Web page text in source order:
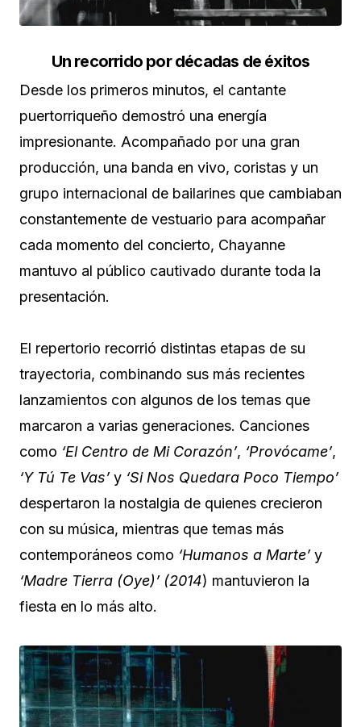
Un recorrido por décadas de éxitos
Desde los primeros minutos, el cantante
puertorriqueño demostró una energía
impresionante. Acompañado por una gran
producción, una banda en vivo, coristas y un
grupo internacional de bailarines que cambiaban
constantemente de vestuario para acompañar
cada momento del concierto, Chayanne
mantuvo al público cautivado durante toda la
presentación.
El repertorio recorrió distintas etapas de su
trayectoria, combinando sus más recientes
lanzamientos con algunos de los temas que
marcaron a varias generaciones. Canciones
como ‘El Centro de Mi Corazón’, ‘Provócame’,
‘Y Tú Te Vas’y ‘Si Nos Quedara Poco Tiempo’
despertaron la nostalgia de quienes crecieron
con su música, mientras que temas más
contemporáneos como ‘Humanos a Marte’y
‘Madre Tierra (Oye)’ (2014) mantuvieron la
fiesta en lo más alto.